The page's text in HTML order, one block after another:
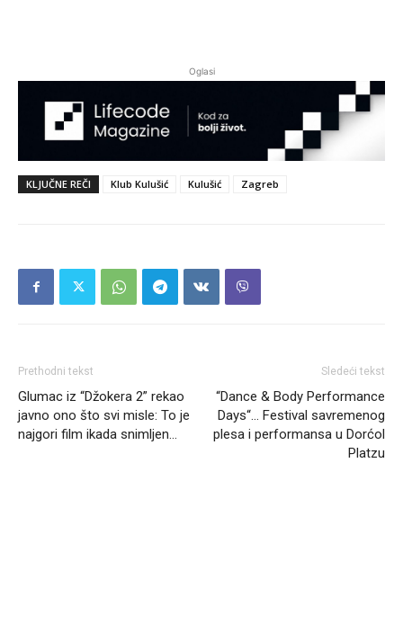
Oglasi
KLJUČNE REČI Klub Kulušić Kulušić Zagreb
Prethodni tekst
Glumac iz “Džokera 2” rekao
javno ono što svi misle: To je
najgori film ikada snimljen…
Sledeći tekst
“Dance & Body Performance
Days“… Festival savremenog
plesa i performansa u Dorćol
Platzu